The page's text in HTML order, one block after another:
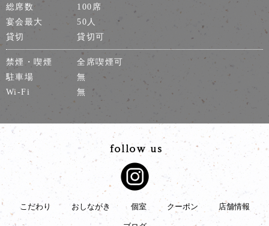
総席数
100席
宴会最大
50人
貸切
貸切可
禁煙・喫煙
全席喫煙可
駐車場
無
Wi-Fi
無
こだわり おしながき 個室 クーポン 店舗情報